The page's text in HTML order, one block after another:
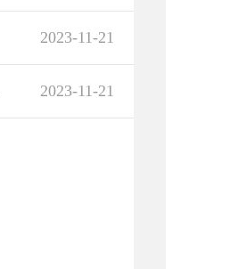
2023-11-21
2023-11-21